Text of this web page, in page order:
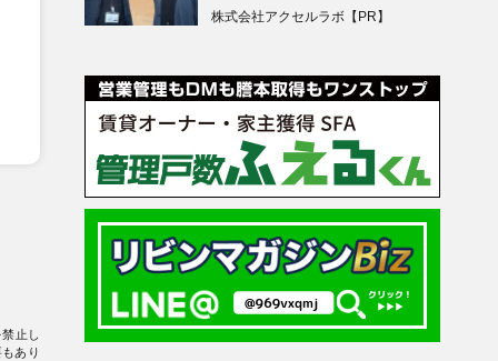
止し
あり
株式会社アクセルラボ【PR】